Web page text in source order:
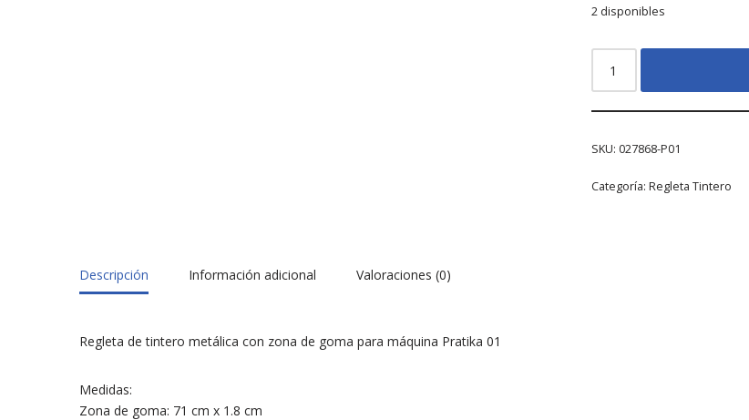
2 disponibles
SKU: 027868-P01
Categoría: Regleta Tintero
Descripción Información adicional Valoraciones (0)
Regleta de tintero metálica con zona de goma para máquina Pratika 01
Medidas:
Zona de goma: 71 cm x 1.8 cm